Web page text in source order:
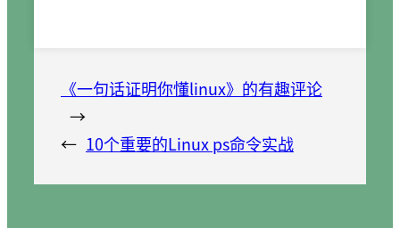
《一句话证明你懂linux》的有趣评论
→
← 10个重要的Linux ps命令实战